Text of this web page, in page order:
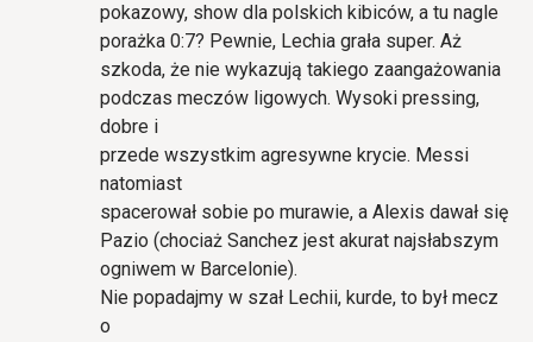
pokazowy, show dla polskich kibiców, a tu nagle
porażka 0:7? Pewnie, Lechia grała super. Aż
szkoda, że nie wykazują takiego zaangażowania
podczas meczów ligowych. Wysoki pressing,
dobre i
przede wszystkim agresywne krycie. Messi
natomiast
spacerował sobie po murawie, a Alexis dawał się
Pazio (chociaż Sanchez jest akurat najsłabszym
ogniwem w Barcelonie).
Nie popadajmy w szał Lechii, kurde, to był mecz
o